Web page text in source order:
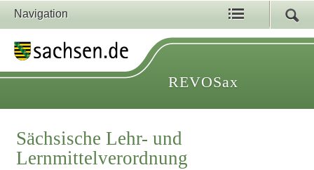
Navigation
REVOSax
Sächsische Lehr- und
Lernmittelverordnung